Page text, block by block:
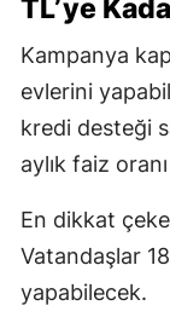
TL’ye
Kampanya
evlerini
kredi desteği
aylık faiz
En dikkat
Vatandaşlar
yapabilecek.